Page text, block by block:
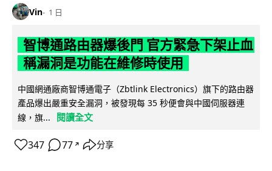
Vin 1 日
智博通路由器爆後門 官方緊急下架止血
稱漏洞是功能在維修時使用
中國網通廠商智博通電子（Zbtlink Electronics）旗下的路由器
產品爆出嚴重安全漏洞，被發現每 35 秒便會與中國伺服器連
線，旗...
閱讀全文
347 77 ↗ 分享